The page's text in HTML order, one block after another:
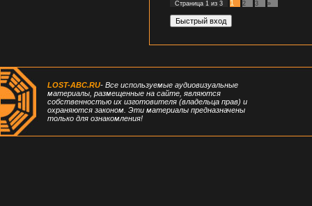
Страница 1 из 3 1 2 3 »
LOST-ABC.RU- Все используемые аудиовизуальные
материалы, размещенные на сайте, являются
собственностью их изготовителя (владельца прав) и
охраняются законом. Эти материалы предназначены
только для ознакомления!